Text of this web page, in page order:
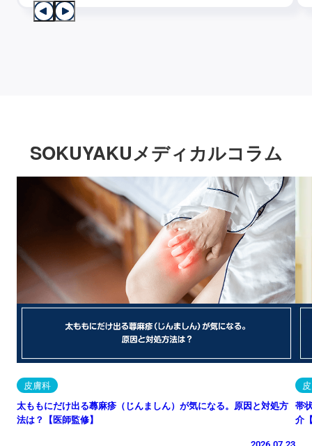
SOKUYAKUメディカルコラム
皮膚科
太ももにだけ出る蕁麻疹（じんましん）が気になる。原因と対処方
法は？【医師監修】
2026.07.23
帯
介